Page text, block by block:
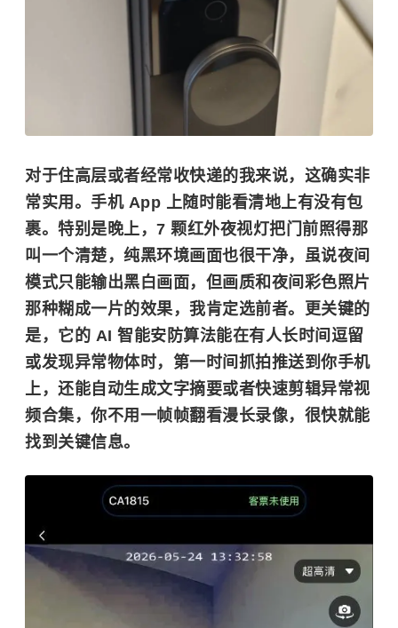
对于住高层或者经常收快递的我来说，这确实非
常实用。手机 App 上随时能看清地上有没有包
裹。特别是晚上，7 颗红外夜视灯把门前照得那
叫一个清楚，纯黑环境画面也很干净，虽说夜间
模式只能输出黑白画面，但画质和夜间彩色照片
那种糊成一片的效果，我肯定选前者。更关键的
是，它的 AI 智能安防算法能在有人长时间逗留
或发现异常物体时，第一时间抓拍推送到你手机
上，还能自动生成文字摘要或者快速剪辑异常视
频合集，你不用一帧帧翻看漫长录像，很快就能
找到关键信息。